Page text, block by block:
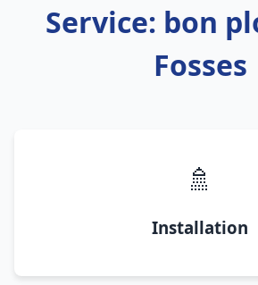
Service: bon
Fosses
🚿
Installation